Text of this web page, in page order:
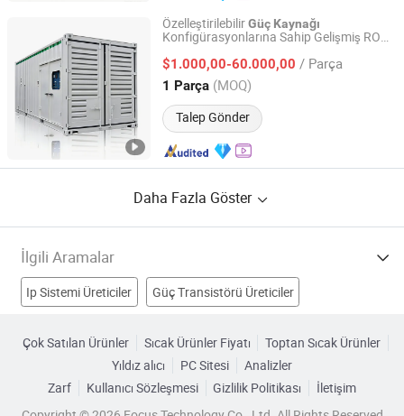
ÖzelleştirilebilirGüç Kaynağı
Konfigürasyonlarına Sahip Gelişmiş RO
$1.000,00-60.000,00 / Parça
1 Parça (MOQ)
Talep Gönder
Hunan Vaughn Environmental Engineering Co., Ltd.
Hunan, China Fiyat 2026
Daha Fazla Göster
İlgili Aramalar
Ip Sistemi Üreticiler Güç Transistörü Üreticiler
Yüksek Voltaj Güç Kaynağı Fabrikalar
Çok Satılan Ürünler Sıcak Ürünler Fiyatı
Toptan Sıcak Ürünler
Yıldız alıcı
PC Sitesi
Analizler
Zarf
Kullanıcı Sözleşmesi Gizlilik Politikası
İletişim